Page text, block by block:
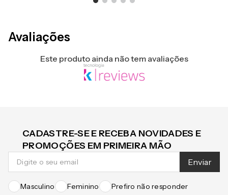
Avaliações
Este produto ainda não tem avaliações
CADASTRE-SE E RECEBA NOVIDADES E
PROMOÇÕES EM PRIMEIRA MÃO
Enviar
Masculino Feminino Prefiro não responder